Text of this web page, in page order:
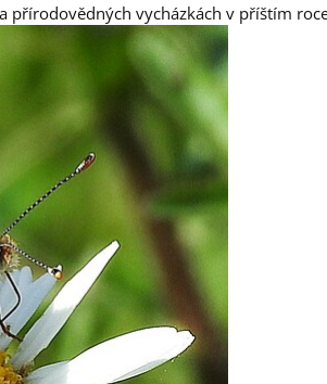
přírodovědných vycházkách v příštím